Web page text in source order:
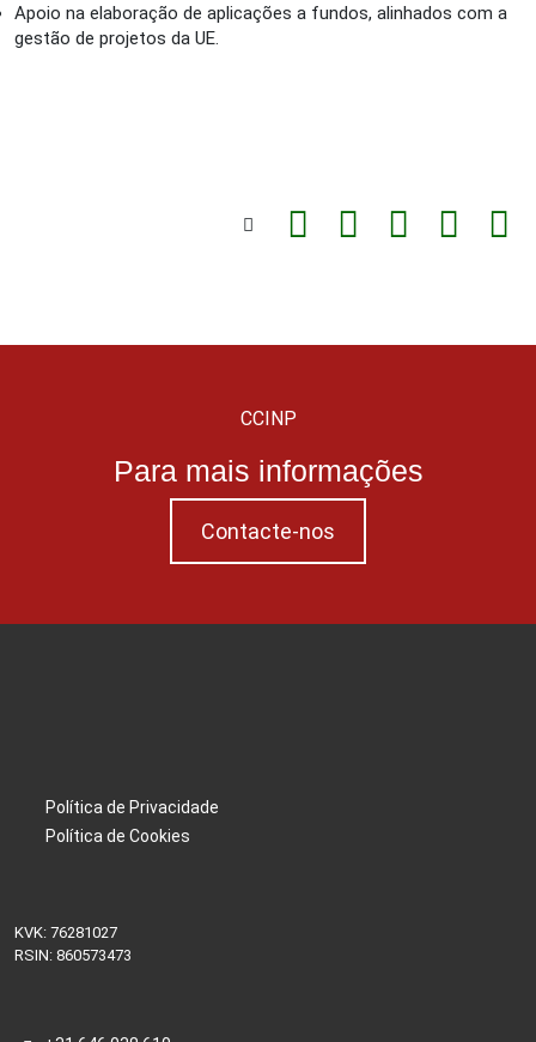
Apoio na elaboração de aplicações a fundos, alinhados com a
gestão de projetos da UE.
CCINP
Para mais informações
Contacte-nos
Política de Privacidade
Política de Cookies
KVK: 76281027
RSIN: 860573473